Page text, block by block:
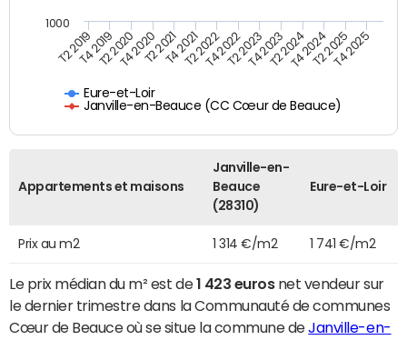
Eure-et-Loir
Janville-en-Beauce (CC Cœur de Beauce)
T2 2019T4 2019T2 2020T4 2020T2 2021T4 2021T2 2022T4 2022T2 2023T4 2023T2 2024T4 2024T2 2025T4 2025
1000
Appartements et maisons
Janville-en-
Beauce
(28310)
Eure-et-Loir
Prix au m2 1 314 €/m2 1 741 €/m2
Le prix médian du m² est de1 423 eurosnet vendeur sur
le dernier trimestre dans la Communauté de communes
Cœur de Beauce où se situe la commune deJanville-en-